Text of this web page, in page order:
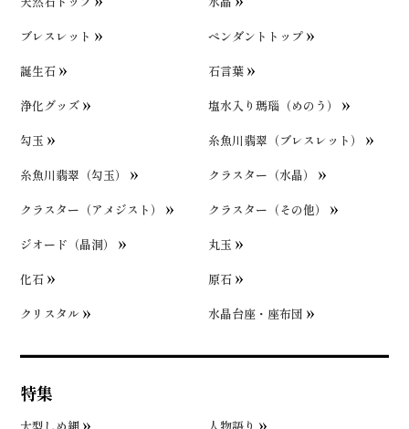
ブレスレット
ペンダントトップ
誕生石
石言葉
浄化グッズ
塩水入り瑪瑙（めのう）
勾玉
糸魚川翡翠（ブレスレット）
糸魚川翡翠（勾玉）
クラスター（水晶）
クラスター（アメジスト）
クラスター（その他）
ジオード（晶洞）
丸玉
化石
原石
クリスタル
水晶台座・座布団
特集